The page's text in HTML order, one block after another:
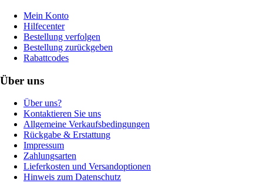
Mein Konto
Hilfecenter
Bestellung verfolgen
Bestellung zurückgeben
Rabattcodes
Über uns
Über uns?
Kontaktieren Sie uns
Allgemeine Verkaufsbedingungen
Rückgabe & Erstattung
Impressum
Zahlungsarten
Lieferkosten und Versandoptionen
Hinweis zum Datenschutz